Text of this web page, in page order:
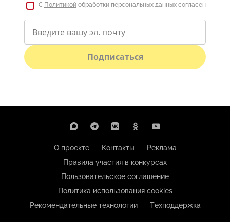
С Политикой обработки персональных данных согласен
Подписаться
О проекте Контакты
Реклама
Правила участия в конкурсах
Пользовательское соглашение
Политика использования cookies
Рекомендательные технологии
Техподдержка